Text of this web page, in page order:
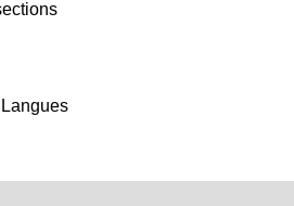
Langues